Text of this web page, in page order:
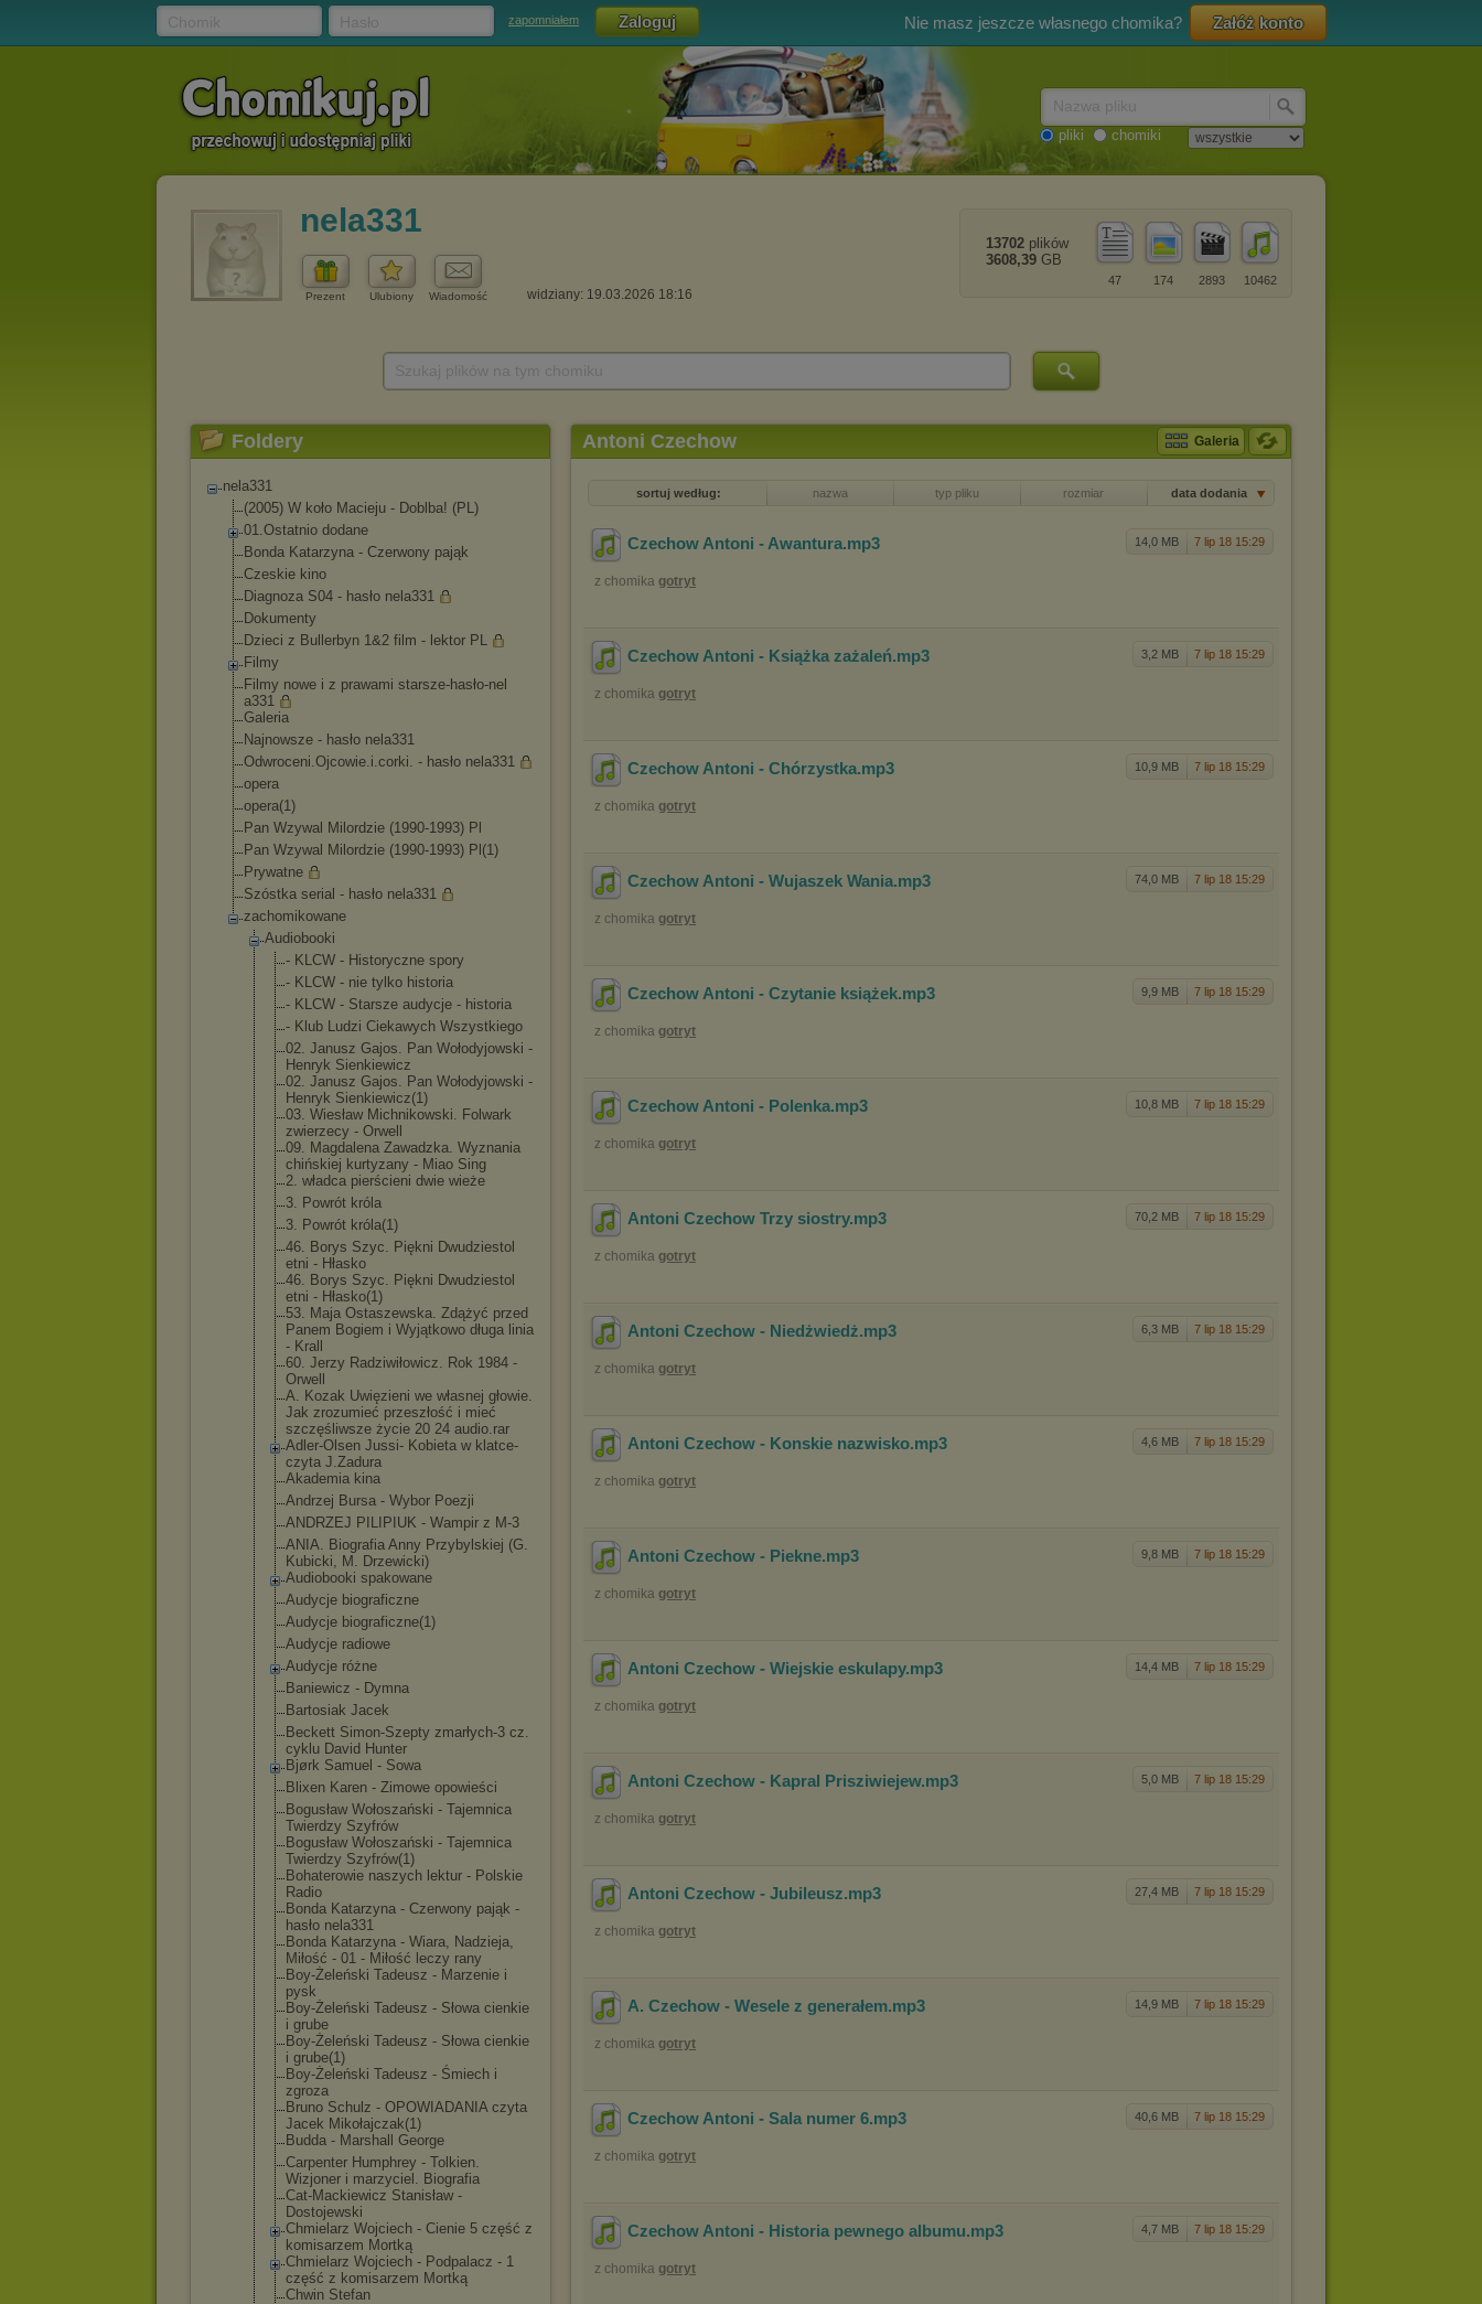
zapomniałem Nie masz jeszcze własnego chomika? Załóż konto
pliki chomiki
nela331
Prezent Ulubiony Wiadomość widziany: 19.03.2026 18:16
10462
2893
174
47
13702 plików
3608,39 GB
Foldery
nela331
(2005) W koło Macieju - Doblba! (PL)
01.Ostatnio dodane
Bonda Katarzyna - Czerwony pająk
Czeskie kino
Diagnoza S04 - hasło nela331
Dokumenty
Dzieci z Bullerbyn 1&2 film - lektor PL
Filmy
Filmy nowe i z prawami starsze-hasło-nel
a331
Galeria
Najnowsze - hasło nela331
Odwroceni.Ojcowie.i.corki. - hasło nela331
opera
opera(1)
Pan Wzywal Milordzie (1990-1993) Pl
Pan Wzywal Milordzie (1990-1993) Pl(1)
Prywatne
Szóstka serial - hasło nela331
zachomikowane
Audiobooki
- KLCW - Historyczne spory
- KLCW - nie tylko historia
- KLCW - Starsze audycje - historia
- Klub Ludzi Ciekawych Wszystkiego
02. Janusz Gajos. Pan Wołodyjowski -
Henryk Sienkiewicz
02. Janusz Gajos. Pan Wołodyjowski -
Henryk Sienkiewicz(1)
03. Wiesław Michnikowski. Folwark
zwierzecy - Orwell
09. Magdalena Zawadzka. Wyznania
chińskiej kurtyzany - Miao Sing
2. władca pierścieni dwie wieże
3. Powrót króla
3. Powrót króla(1)
46. Borys Szyc. Piękni Dwudziestol
etni - Hłasko
46. Borys Szyc. Piękni Dwudziestol
etni - Hłasko(1)
53. Maja Ostaszewska. Zdążyć przed
Panem Bogiem i Wyjątkowo długa linia
- Krall
60. Jerzy Radziwiłowicz. Rok 1984 -
Orwell
A. Kozak Uwięzieni we własnej głowie.
Jak zrozumieć przeszłość i mieć
szczęśliwsze życie 20 24 audio.rar
Adler-Olsen Jussi- Kobieta w klatce-
czyta J.Zadura
Akademia kina
Andrzej Bursa - Wybor Poezji
ANDRZEJ PILIPIUK - Wampir z M-3
ANIA. Biografia Anny Przybylskiej (G.
Kubicki, M. Drzewicki)
Audiobooki spakowane
Audycje biograficzne
Audycje biograficzne(1)
Audycje radiowe
Audycje różne
Baniewicz - Dymna
Bartosiak Jacek
Beckett Simon-Szepty zmarłych-3 cz.
cyklu David Hunter
Bjørk Samuel - Sowa
Blixen Karen - Zimowe opowieści
Bogusław Wołoszański - Tajemnica
Twierdzy Szyfrów
Bogusław Wołoszański - Tajemnica
Twierdzy Szyfrów(1)
Bohaterowie naszych lektur - Polskie
Radio
Bonda Katarzyna - Czerwony pająk -
hasło nela331
Bonda Katarzyna - Wiara, Nadzieja,
Miłość - 01 - Miłość leczy rany
Boy-Żeleński Tadeusz - Marzenie i
pysk
Boy-Żeleński Tadeusz - Słowa cienkie
i grube
Boy-Żeleński Tadeusz - Słowa cienkie
i grube(1)
Boy-Żeleński Tadeusz - Śmiech i
zgroza
Bruno Schulz - OPOWIADANIA czyta
Jacek Mikołajczak(1)
Budda - Marshall George
Carpenter Humphrey - Tolkien.
Wizjoner i marzyciel. Biografia
Cat-Mackiewicz Stanisław -
Dostojewski
Chmielarz Wojciech - Cienie 5 część z
komisarzem Mortką
Chmielarz Wojciech - Podpalacz - 1
część z komisarzem Mortką
Chwin Stefan
Antoni Czechow Galeria
sortuj według: nazwa typ pliku rozmiar data dodania
14,0 MB 7 lip 18 15:29
Czechow Antoni - Awantura.mp3
z chomika gotryt
3,2 MB 7 lip 18 15:29
Czechow Antoni - Książka zażaleń.mp3
z chomika gotryt
10,9 MB 7 lip 18 15:29
Czechow Antoni - Chórzystka.mp3
z chomika gotryt
74,0 MB 7 lip 18 15:29
Czechow Antoni - Wujaszek Wania.mp3
z chomika gotryt
9,9 MB 7 lip 18 15:29
Czechow Antoni - Czytanie książek.mp3
z chomika gotryt
10,8 MB 7 lip 18 15:29
Czechow Antoni - Polenka.mp3
z chomika gotryt
70,2 MB 7 lip 18 15:29
Antoni Czechow Trzy siostry.mp3
z chomika gotryt
6,3 MB 7 lip 18 15:29
Antoni Czechow - Niedżwiedż.mp3
z chomika gotryt
4,6 MB 7 lip 18 15:29
Antoni Czechow - Konskie nazwisko.mp3
z chomika gotryt
9,8 MB 7 lip 18 15:29
Antoni Czechow - Piekne.mp3
z chomika gotryt
14,4 MB 7 lip 18 15:29
Antoni Czechow - Wiejskie eskulapy.mp3
z chomika gotryt
5,0 MB 7 lip 18 15:29
Antoni Czechow - Kapral Prisziwiejew.mp3
z chomika gotryt
27,4 MB 7 lip 18 15:29
Antoni Czechow - Jubileusz.mp3
z chomika gotryt
14,9 MB 7 lip 18 15:29
A. Czechow - Wesele z generałem.mp3
z chomika gotryt
40,6 MB 7 lip 18 15:29
Czechow Antoni - Sala numer 6.mp3
z chomika gotryt
4,7 MB 7 lip 18 15:29
Czechow Antoni - Historia pewnego albumu.mp3
z chomika gotryt